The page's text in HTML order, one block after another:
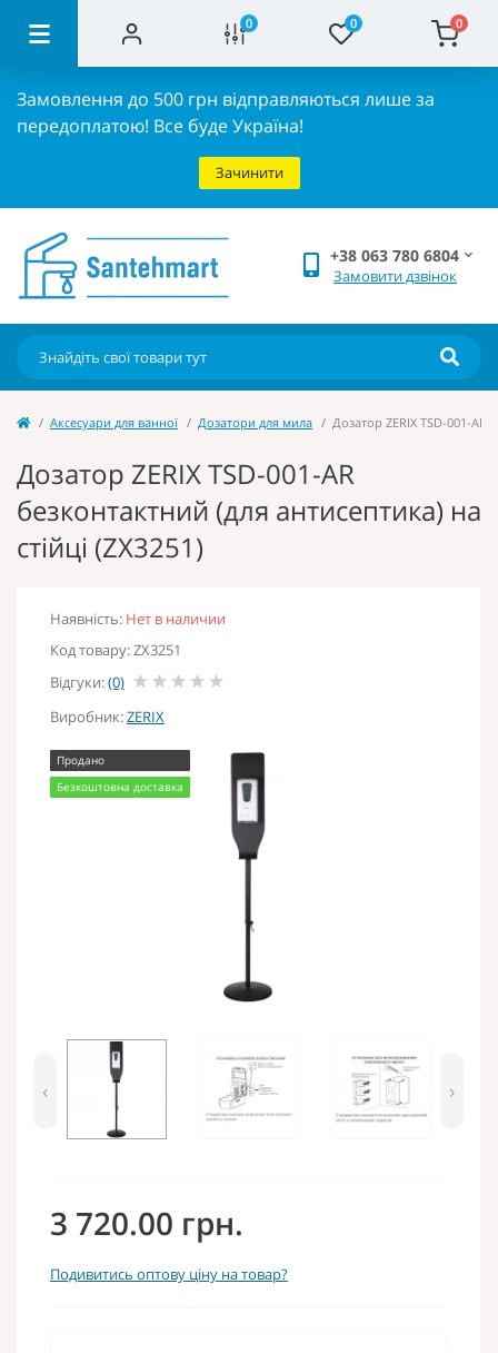
0 0 0
Замовлення до 500 грн відправляються лише за
передоплатою! Все буде Україна!
Зачинити
+38 063 780 6804
Замовити дзвінок
Аксесуари для ванної Дозатори для мила Дозатор ZERIX TSD-001-AR
Дозатор ZERIX TSD-001-AR
безконтактний (для антисептика) на
стійці (ZX3251)
Наявність: Нет в наличии
Код товару: ZX3251
Відгуки:(0)
Виробник:ZERIX
Продано
Безкоштовна доставка
‹ ›
3 720.00 грн.
Подивитись оптову ціну на товар?